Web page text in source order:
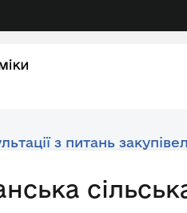
з питань